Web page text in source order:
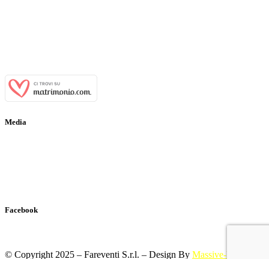
Media
Facebook
© Copyright 2025 – Fareventi S.r.l. – Design By Massive-Web